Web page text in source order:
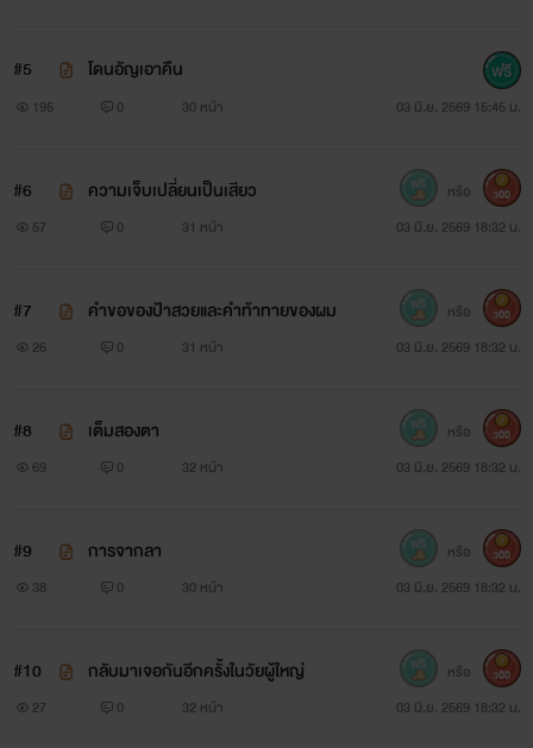
#5 โดนอัญเอาคืน
195 0 30 หน้า 03 มิ.ย. 2569 15:45 น.
#6 ความเจ็บเปลี่ยนเป็นเสียว
57 0 31 หน้า 03 มิ.ย. 2569 18:32 น.
หรือ 300
#7 คำขอของป้าสวยและคำท้าทายของผม
26 0 31 หน้า 03 มิ.ย. 2569 18:32 น.
หรือ 300
#8 เต็มสองตา
69 0 32 หน้า 03 มิ.ย. 2569 18:32 น.
หรือ 300
#9 การจากลา
38 0 30 หน้า 03 มิ.ย. 2569 18:32 น.
หรือ 300
#10 กลับมาเจอกันอีกครั้งในวัยผู้ใหญ่
27 0 32 หน้า 03 มิ.ย. 2569 18:32 น.
หรือ 300